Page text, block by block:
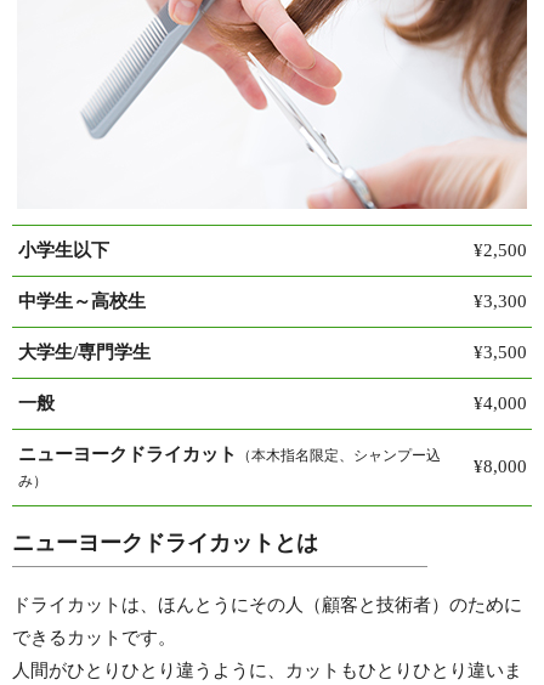
小学生以下 ¥2,500
中学生～高校生 ¥3,300
大学生/専門学生 ¥3,500
一般 ¥4,000
ニューヨークドライカット
（本木指名限定、シャンプー込
み）
¥8,000
ニューヨークドライカットとは
ドライカットは、ほんとうにその人（顧客と技術者）のために
できるカットです。
人間がひとりひとり違うように、カットもひとりひとり違いま